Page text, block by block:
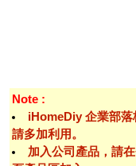
Note :
iHomeDiy 企業部落
請多加利用。
加入公司產品，請